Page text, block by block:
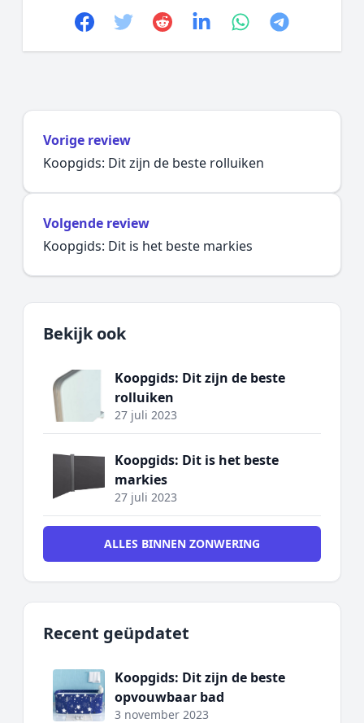
Facebook
TwitterRedditlinkedinwhatsapp
telegram
Vorige review
Koopgids: Dit zijn de beste rolluiken
Volgende review
Koopgids: Dit is het beste markies
Bekijk ook
Koopgids: Dit zijn de beste
rolluiken
27 juli 2023
Koopgids: Dit is het beste
markies
27 juli 2023
ALLES BINNEN ZONWERING
Recent geüpdatet
Koopgids: Dit zijn de beste
opvouwbaar bad
3 november 2023